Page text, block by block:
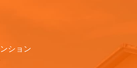
ション